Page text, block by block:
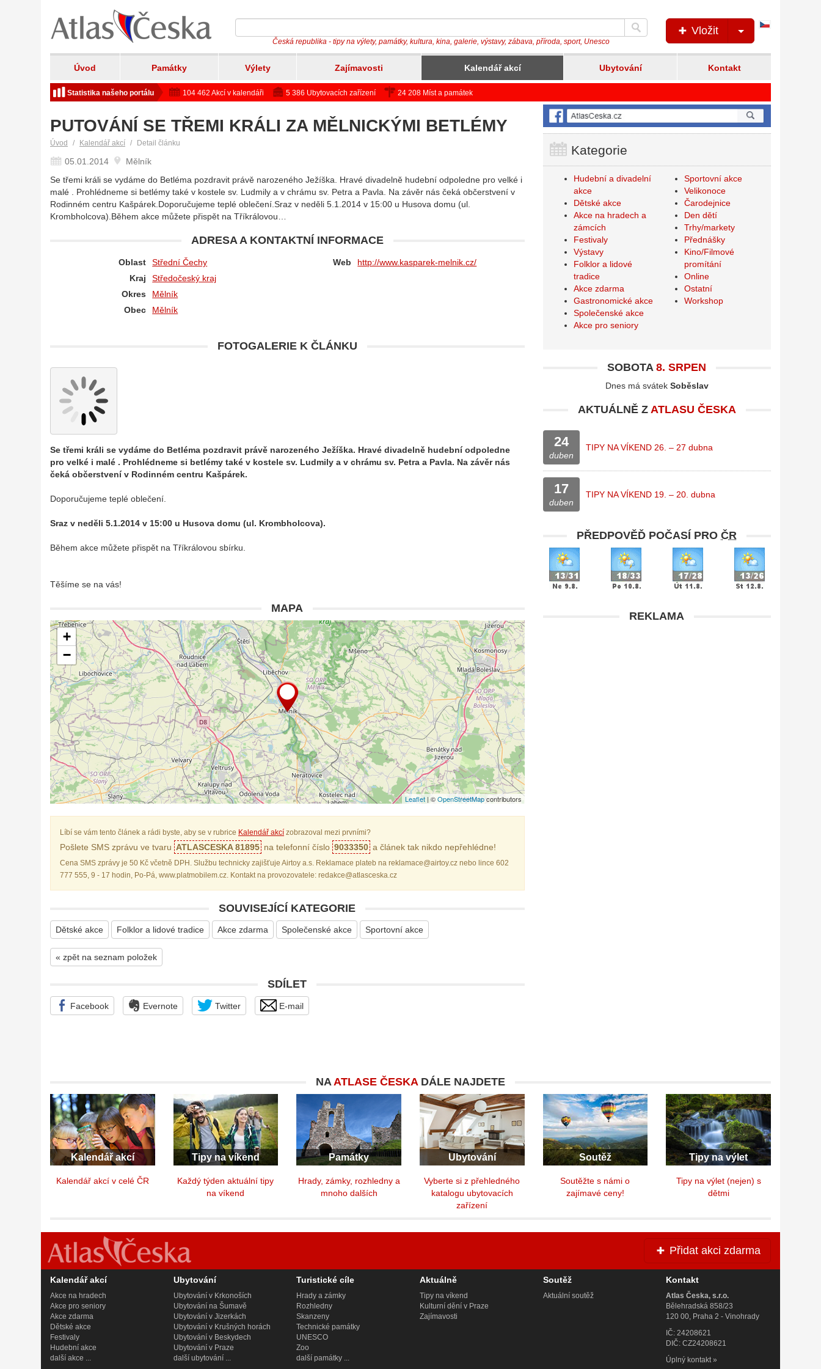
Česká republika - tipy na výlety, památky, kultura, kina, galerie, výstavy, zábava, příroda, sport, Unesco
Vložit
Úvod Památky Výlety Zajímavosti Kalendář akcí Ubytování Kontakt
Statistika našeho portálu 104 462 Akcí v kalendáři 5 386 Ubytovacích zařízení 24 208 Míst a památek
PUTOVÁNÍ SE TŘEMI KRÁLI ZA MĚLNICKÝMI BETLÉMY
Úvod Kalendář akcí Detail článku
05.01.2014
Mělník
Se třemi králi se vydáme do Betléma pozdravit právě narozeného Ježíška. Hravé divadelně hudební odpoledne pro velké i
malé . Prohlédneme si betlémy také v kostele sv. Ludmily a v chrámu sv. Petra a Pavla. Na závěr nás čeká občerstvení v
Rodinném centru Kašpárek.Doporučujeme teplé oblečení.Sraz v neděli 5.1.2014 v 15:00 u Husova domu (ul.
Krombholcova).Během akce můžete přispět na Tříkrálovou…
ADRESA A KONTAKTNÍ INFORMACE
Oblast
Střední Čechy
Kraj
Středočeský kraj
Okres
Mělník
Obec
Mělník
Web http://www.kasparek-melnik.cz/
FOTOGALERIE K ČLÁNKU
Se třemi králi se vydáme do Betléma pozdravit právě narozeného Ježíška. Hravé divadelně hudební odpoledne
pro velké i malé . Prohlédneme si betlémy také v kostele sv. Ludmily a v chrámu sv. Petra a Pavla. Na závěr nás
čeká občerstvení v Rodinném centru Kašpárek.
Doporučujeme teplé oblečení.
Sraz v neděli 5.1.2014 v 15:00 u Husova domu (ul. Krombholcova).
Během akce můžete přispět na Tříkrálovou sbírku.
Těšíme se na vás!
MAPA
+
−
Leaflet| ©OpenStreetMapcontributors
Líbí se vám tento článek a rádi byste, aby se v rubrice Kalendář akcí zobrazoval mezi prvními?
Pošlete SMS zprávu ve tvaru ATLASCESKA 81895 na telefonní číslo 9033350 a článek tak nikdo nepřehlédne!
Cena SMS zprávy je 50 Kč včetně DPH. Službu technicky zajišťuje Airtoy a.s. Reklamace plateb na reklamace@airtoy.cz nebo lince 602
777 555, 9 - 17 hodin, Po-Pá, www.platmobilem.cz. Kontakt na provozovatele: redakce@atlasceska.cz
SOUVISEJÍCÍ KATEGORIE
Dětské akce Folklor a lidové tradice Akce zdarma Společenské akce Sportovní akce
« zpět na seznam položek
SDÍLET
Facebook Evernote Twitter E-mail
Kategorie
Hudební a divadelní
akce
Dětské akce
Akce na hradech a
zámcích
Festivaly
Výstavy
Folklor a lidové
tradice
Akce zdarma
Gastronomické akce
Společenské akce
Akce pro seniory
Sportovní akce
Velikonoce
Čarodejnice
Den dětí
Trhy/markety
Přednášky
Kino/Filmové
promítání
Online
Ostatní
Workshop
SOBOTA8. SRPEN
Dnes má svátek Soběslav
AKTUÁLNĚ Z ATLASU ČESKA
24
duben
TIPY NA VÍKEND 26. – 27 dubna
17
duben
TIPY NA VÍKEND 19. – 20. dubna
PŘEDPOVĚĎ POČASÍ PROČR
REKLAMA
NAATLASE ČESKADÁLE NAJDETE
Kalendář akcí
Kalendář akcí v celé ČR
Tipy na víkend
Každý týden aktuální tipy
na víkend
Památky
Hrady, zámky, rozhledny a
mnoho dalších
Ubytování
Vyberte si z přehledného
katalogu ubytovacích
zařízení
Soutěž
Soutěžte s námi o
zajímavé ceny!
Tipy na výlet
Tipy na výlet (nejen) s
dětmi
Přidat akci zdarma
Kalendář akcí
Akce na hradech
Akce pro seniory
Akce zdarma
Dětské akce
Festivaly
Hudební akce
další akce ...
Ubytování
Ubytování v Krkonoších
Ubytování na Šumavě
Ubytování v Jizerkách
Ubytování v Krušných horách
Ubytování v Beskydech
Ubytování v Praze
další ubytování ...
Turistické cíle
Hrady a zámky
Rozhledny
Skanzeny
Technické památky
UNESCO
Zoo
další památky ...
Aktuálně
Tipy na víkend
Kulturní dění v Praze
Zajímavosti
Soutěž
Aktuální soutěž
Kontakt
Atlas Česka, s.r.o.
Bělehradská 858/23
120 00, Praha 2 - Vinohrady
IČ: 24208621
DIČ: CZ24208621
Úplný kontakt»